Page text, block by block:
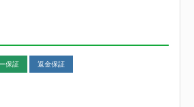
保証 返金保証